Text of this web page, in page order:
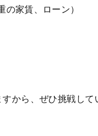
家賃、ローン）
から、ぜひ挑戦して